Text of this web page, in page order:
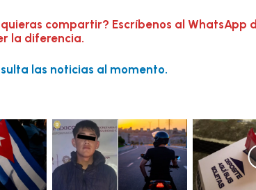
compartir? Escríbenos al WhatsApp
la diferencia.
las noticias al momento.